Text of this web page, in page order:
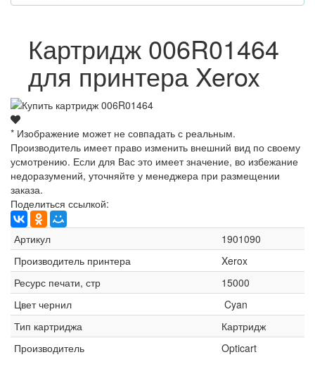
Картридж 006R01464
для принтера Xerox
* Изображение может не совпадать с реальным.
Производитель имеет право изменить внешний вид по своему
усмотрению. Если для Вас это имеет значение, во избежание
недоразумений, уточняйте у менеджера при размещении
заказа.
Поделиться ссылкой:
Артикул
1901090
Производитель принтера
Xerox
Ресурс печати, стр
15000
Цвет чернил
Cyan
Тип картриджа
Картридж
Производитель
Opticart